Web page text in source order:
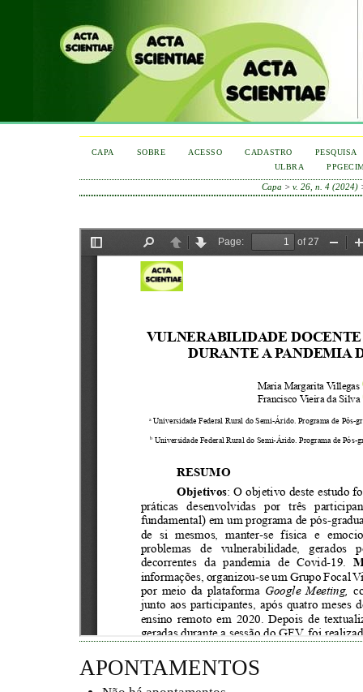
CAPA SOBRE ACESSO CADASTRO
PESQUISA
ULBRA
Capa > v. 26, n. 4 (2024)
APONTAMENTOS